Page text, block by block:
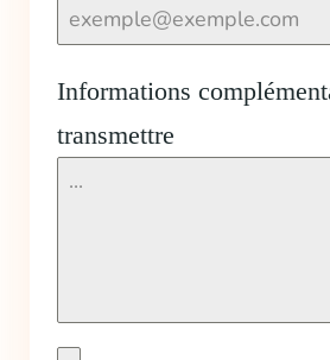
Informations
transmettre